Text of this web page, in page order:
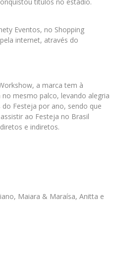
Eventos, no Shopping
internet, através do
a marca tem à
mesmo palco, levando alegria
Festeja por ano, sendo que
ao Festeja no Brasil
e indiretos.
Maiara & Maraísa, Anitta e